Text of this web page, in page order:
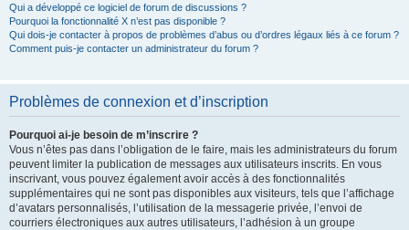
Qui a développé ce logiciel de forum de discussions ?
Pourquoi la fonctionnalité X n’est pas disponible ?
Qui dois-je contacter à propos de problèmes d’abus ou d’ordres légaux liés à ce forum ?
Comment puis-je contacter un administrateur du forum ?
Problèmes de connexion et d’inscription
Pourquoi ai-je besoin de m’inscrire ?
Vous n’êtes pas dans l’obligation de le faire, mais les administrateurs du forum
peuvent limiter la publication de messages aux utilisateurs inscrits. En vous
inscrivant, vous pouvez également avoir accès à des fonctionnalités
supplémentaires qui ne sont pas disponibles aux visiteurs, tels que l’affichage
d’avatars personnalisés, l’utilisation de la messagerie privée, l’envoi de
courriers électroniques aux autres utilisateurs, l’adhésion à un groupe